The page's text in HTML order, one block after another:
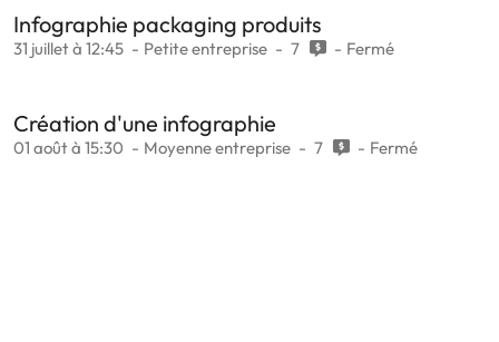
Infographie packaging produits
31 juillet à 12:45 Petite entreprise 7 Fermé
Création d'une infographie
01 août à 15:30 Moyenne entreprise 7 Fermé